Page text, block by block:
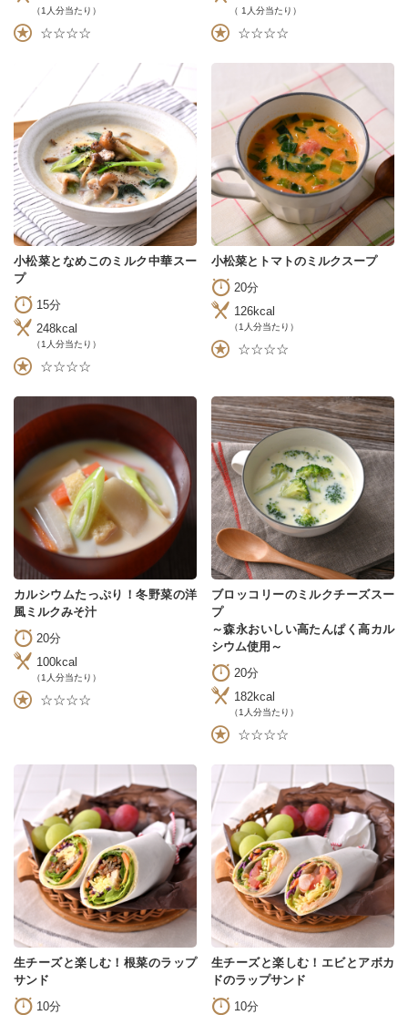
（1人分当たり）
☆☆☆☆
（ 1人分当たり）
☆☆☆☆
小松菜となめこのミルク中華スー
プ
15分
248kcal
（1人分当たり）
☆☆☆☆
小松菜とトマトのミルクスープ
20分
126kcal
（1人分当たり）
☆☆☆☆
カルシウムたっぷり！冬野菜の洋
風ミルクみそ汁
20分
100kcal
（1人分当たり）
☆☆☆☆
ブロッコリーのミルクチーズスー
プ
～森永おいしい高たんぱく高カル
シウム使用～
20分
182kcal
（1人分当たり）
☆☆☆☆
生チーズと楽しむ！根菜のラップ
サンド
10分
生チーズと楽しむ！エビとアボカ
ドのラップサンド
10分